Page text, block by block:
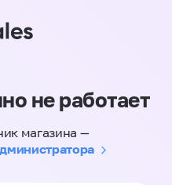
не работает
магазина —